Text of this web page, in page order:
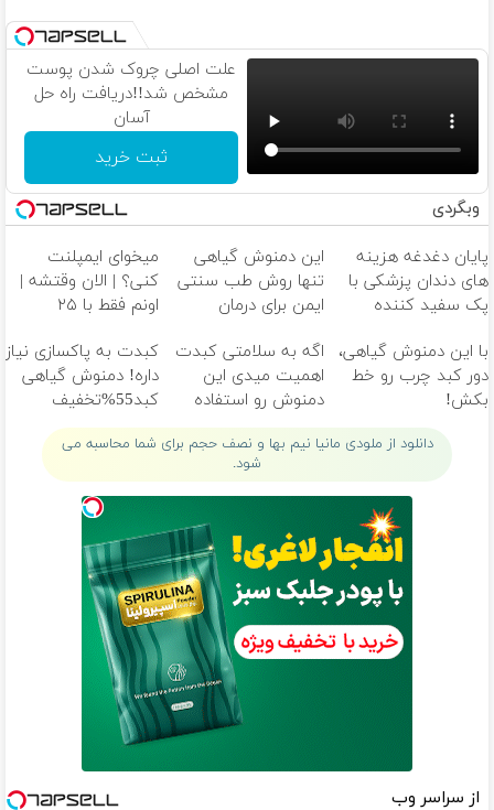
علت اصلی چروک شدن پوست
مشخص شد!!دریافت راه حل
آسان
ثبت خرید
وبگردی
پایان دغدغه هزینه
های دندان پزشکی با
پک سفید کننده
این دمنوش گیاهی
تنها روش طب سنتی
ایمن برای درمان
میخوای ایمپلنت
کنی؟ | الان وقتشه |
اونم فقط با ۲۵
با این دمنوش گیاهی،
دور کبد چرب رو خط
بکش!
اگه به سلامتی کبدت
اهمیت میدی این
دمنوش رو استفاده
کن
کبدت به پاکسازی نیاز
داره! دمنوش گیاهی
کبد55%تخفیف
دانلود از ملودی مانیا نیم بها و نصف حجم برای شما محاسبه می
شود.
از سراسر وب